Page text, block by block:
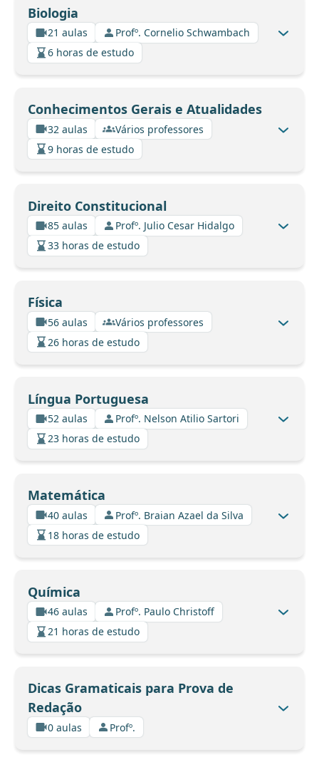
Biologia
21 aulas
Profº. Cornelio Schwambach
6 horas de estudo
Conhecimentos Gerais e Atualidades
32 aulas
Vários professores
9 horas de estudo
Direito Constitucional
85 aulas
Profº. Julio Cesar Hidalgo
33 horas de estudo
Física
56 aulas
Vários professores
26 horas de estudo
Língua Portuguesa
52 aulas
Profº. Nelson Atilio Sartori
23 horas de estudo
Matemática
40 aulas
Profº. Braian Azael da Silva
18 horas de estudo
Química
46 aulas
Profº. Paulo Christoff
21 horas de estudo
Dicas Gramaticais para Prova de
Redação
0 aulas Profº.